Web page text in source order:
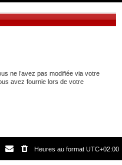
ne l’avez pas modifiée via votre
avez fournie lors de votre
Heures au format UTC+02:00